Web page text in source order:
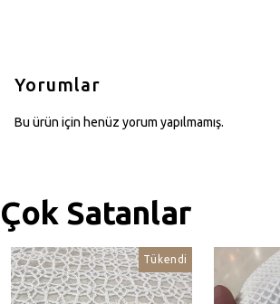
Yorumlar
Bu ürün için henüz yorum yapılmamış.
Çok Satanlar
Tükendi